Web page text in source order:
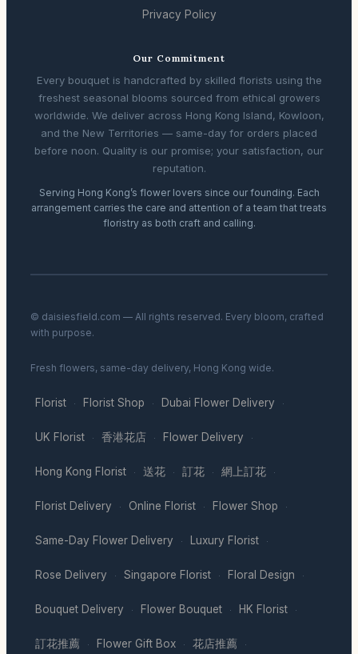
Privacy Policy
Our Commitment
Every bouquet is handcrafted by skilled florists using the
freshest seasonal blooms sourced from ethical growers
worldwide. We deliver across Hong Kong Island, Kowloon,
and the New Territories — same-day for orders placed
before noon. Quality is our promise; your satisfaction, our
reputation.
Serving Hong Kong’s flower lovers since our founding. Each
arrangement carries the care and attention of a team that treats
floristry as both craft and calling.
© daisiesfield.com — All rights reserved. Every bloom, crafted
with purpose.
Fresh flowers, same-day delivery, Hong Kong wide.
Florist · Florist Shop · Dubai Flower Delivery ·
UK Florist · 香港花店 · Flower Delivery ·
Hong Kong Florist · 送花 · 訂花 · 網上訂花 ·
Florist Delivery · Online Florist · Flower Shop ·
Same-Day Flower Delivery · Luxury Florist ·
Rose Delivery · Singapore Florist · Floral Design ·
Bouquet Delivery · Flower Bouquet · HK Florist ·
訂花推薦 · Flower Gift Box · 花店推薦 ·